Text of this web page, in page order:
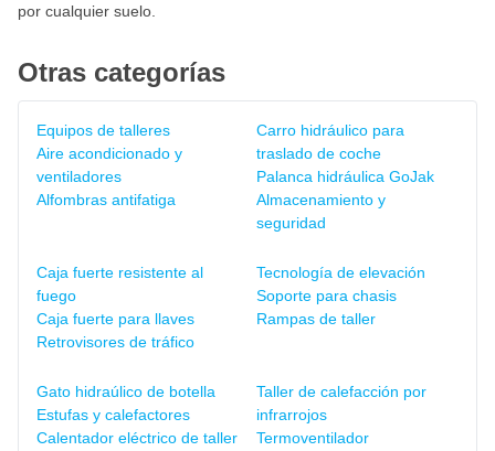
por cualquier suelo.
Otras categorías
Equipos de talleres
Aire acondicionado y
ventiladores
Alfombras antifatiga
Carro hidráulico para
traslado de coche
Palanca hidráulica GoJak
Almacenamiento y
seguridad
Caja fuerte resistente al
fuego
Caja fuerte para llaves
Retrovisores de tráfico
Tecnología de elevación
Soporte para chasis
Rampas de taller
Gato hidraúlico de botella
Estufas y calefactores
Calentador eléctrico de taller
Taller de calefacción por
infrarrojos
Termoventilador